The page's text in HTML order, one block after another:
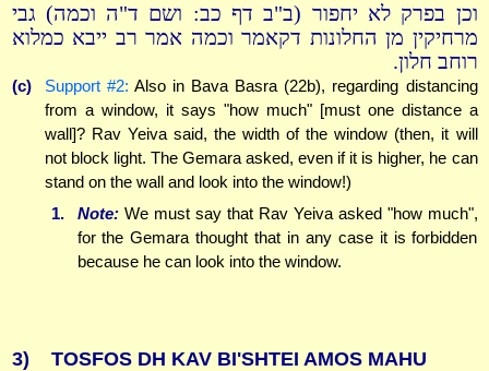
וכן בפרק לא יחפור (ב"ב דף כב: ושם ד"ה וכמה) גבי
מרחיקין מן החלונות דקאמר וכמה אמר רב ייבא כמלוא
רוחב חלון.
(c) Support #2: Also in Bava Basra (22b), regarding distancing
from a window, it says "how much" [must one distance a
wall]? Rav Yeiva said, the width of the window (then, it will
not block light. The Gemara asked, even if it is higher, he can
stand on the wall and look into the window!)
1.
Note:We must say that Rav Yeiva asked "how much",
for the Gemara thought that in any case it is forbidden
because he can look into the window.
3) TOSFOS DH KAV BI'SHTEI AMOS MAHU